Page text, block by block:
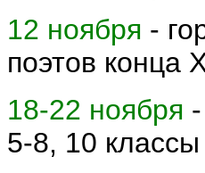
12 ноября -
поэтов конца
18-22 ноября
5-8, 10 классы